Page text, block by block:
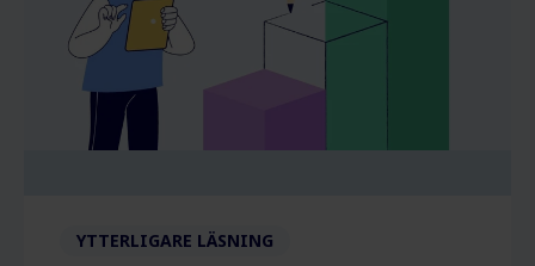
YTTERLIGARE LÄSNING